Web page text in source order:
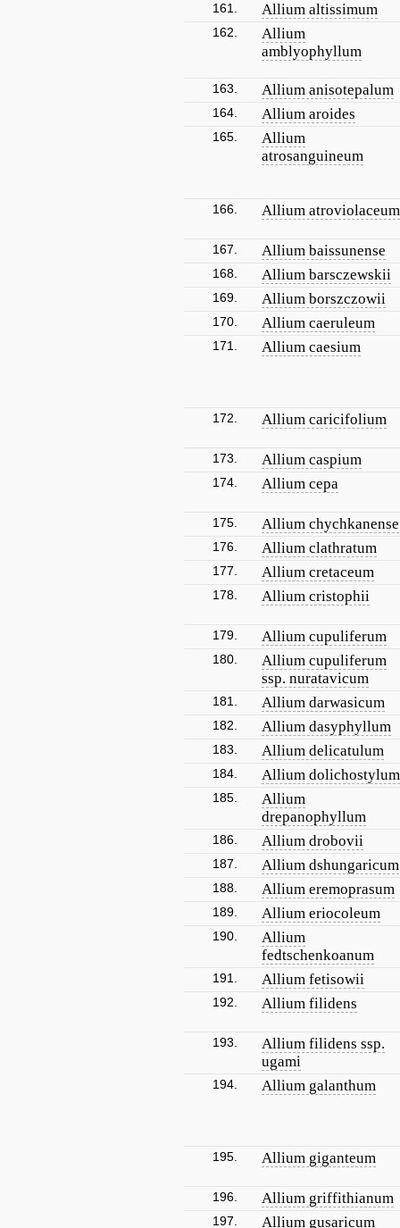
161. Allium altissimum
162.
Allium
amblyophyllum
163. Allium anisotepalum
164. Allium aroides
165.
Allium
atrosanguineum
166. Allium atroviolaceum
167. Allium baissunense
168. Allium barsczewskii
169. Allium borszczowii
170. Allium caeruleum
171. Allium caesium
172. Allium caricifolium
173. Allium caspium
174. Allium cepa
175. Allium chychkanense
176. Allium clathratum
177. Allium cretaceum
178. Allium cristophii
179. Allium cupuliferum
180.
Allium cupuliferum
ssp. nuratavicum
181. Allium darwasicum
182. Allium dasyphyllum
183. Allium delicatulum
184. Allium dolichostylum
185.
Allium
drepanophyllum
186. Allium drobovii
187. Allium dshungaricum
188. Allium eremoprasum
189. Allium eriocoleum
190.
Allium
fedtschenkoanum
191. Allium fetisowii
192. Allium filidens
193.
Allium filidens ssp.
ugami
194. Allium galanthum
195. Allium giganteum
196. Allium griffithianum
197. Allium gusaricum